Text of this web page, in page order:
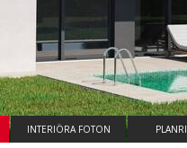
INTERIÖRA FOTON